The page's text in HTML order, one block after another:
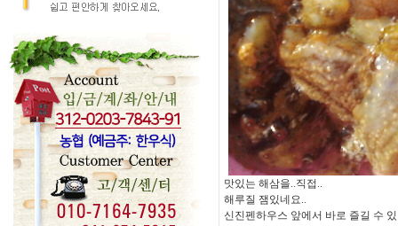
맛있는 해삼을..직접..
해루질 잼있네요..
신진펜하우스 앞에서 바로 즐길 수